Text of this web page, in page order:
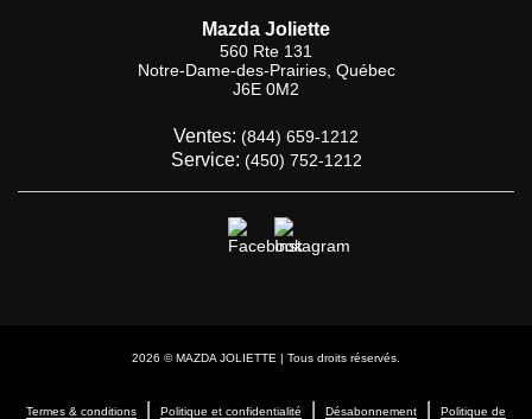
Mazda Joliette
560 Rte 131
Notre-Dame-des-Prairies, Québec
J6E 0M2
Ventes: (844) 659-1212
Service: (450) 752-1212
2026 © MAZDA JOLIETTE | Tous droits réservés.
Termes & conditions Politique et confidentialité Désabonnement Politique de